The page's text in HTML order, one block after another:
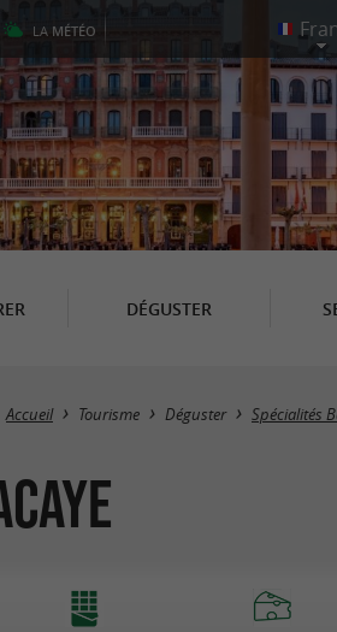
LA MÉTÉO
DÉGUSTER
Accueil Tourisme Déguster Spécialités